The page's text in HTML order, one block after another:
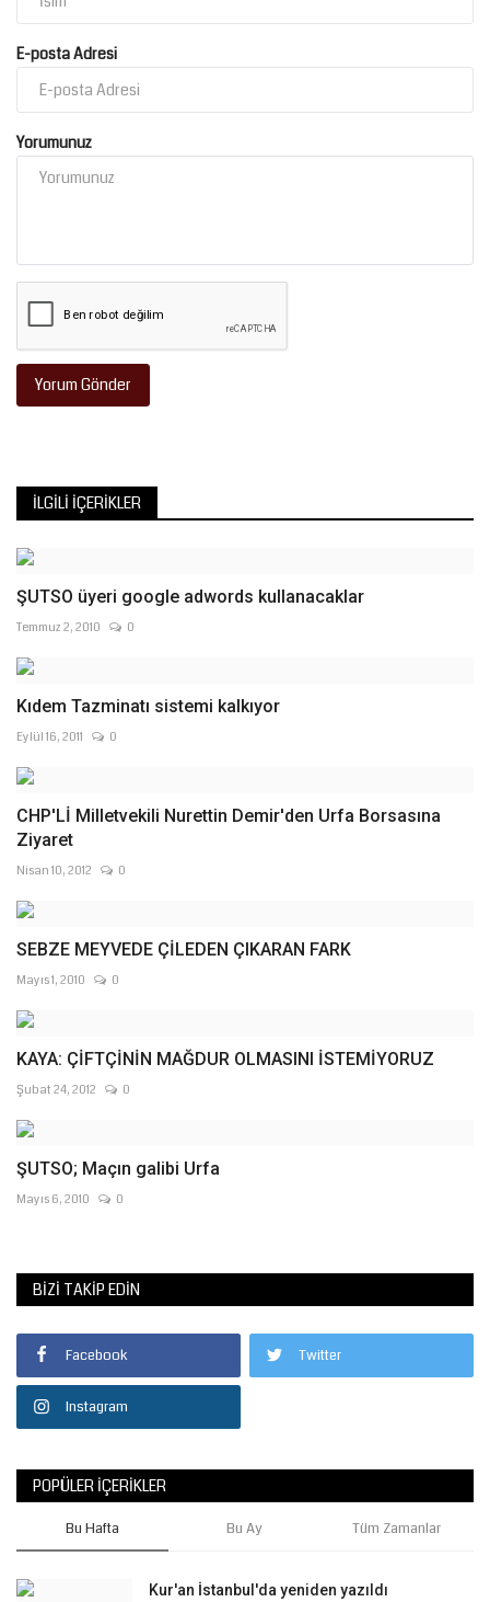
E-posta Adresi
Yorumunuz
Yorum Gönder
İLGILI İÇERIKLER
ŞUTSO üyeri google adwords kullanacaklar
Temmuz 2, 2010 0
Kıdem Tazminatı sistemi kalkıyor
Eylül 16, 2011 0
CHP'Lİ Milletvekili Nurettin Demir'den Urfa Borsasına
Ziyaret
Nisan 10, 2012 0
SEBZE MEYVEDE ÇİLEDEN ÇIKARAN FARK
Mayıs 1, 2010 0
KAYA: ÇİFTÇİNİN MAĞDUR OLMASINI İSTEMİYORUZ
Şubat 24, 2012 0
ŞUTSO; Maçın galibi Urfa
Mayıs 6, 2010 0
BIZI TAKIP EDIN
Facebook Twitter
Instagram
POPÜLER İÇERIKLER
Bu Hafta Bu Ay Tüm Zamanlar
Kur'an İstanbul'da yeniden yazıldı